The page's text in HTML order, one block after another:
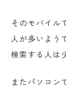
そのモバイル
人が多いよう
検索する人は
またパソコン